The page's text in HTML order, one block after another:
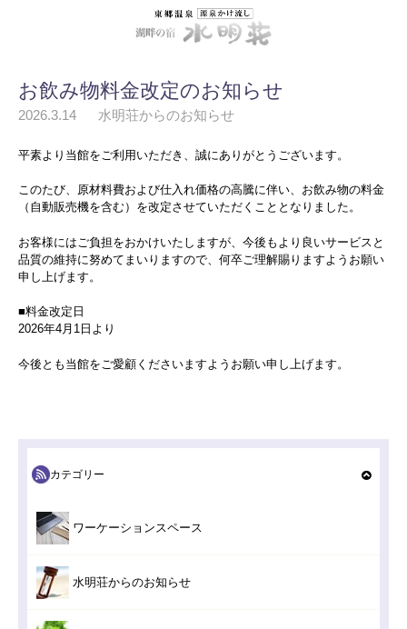
お飲み物料金改定のお知らせ
2026.3.14 水明荘からのお知らせ
平素より当館をご利用いただき、誠にありがとうございます。
このたび、原材料費および仕入れ価格の高騰に伴い、お飲み物の料金
（自動販売機を含む）を改定させていただくこととなりました。
お客様にはご負担をおかけいたしますが、今後もより良いサービスと
品質の維持に努めてまいりますので、何卒ご理解賜りますようお願い
申し上げます。
■料金改定日
2026年4月1日より
今後とも当館をご愛顧くださいますようお願い申し上げます。
カテゴリー
ワーケーションスペース
水明荘からのお知らせ